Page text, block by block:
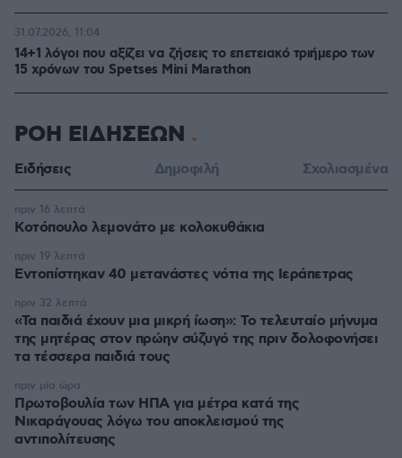
14+1 λόγοι που αξίζει να ζήσεις το επετειακό τριήμερο των
15 χρόνων του Spetses Mini Marathon
31.07.2026, 11:04
ΡΟΗ ΕΙΔΗΣΕΩΝ
Ειδήσεις Δημοφιλή Σχολιασμένα
Κοτόπουλο λεμονάτο με κολοκυθάκια
πριν 16 λεπτά
Εντοπίστηκαν 40 μετανάστες νότια της Ιεράπετρας
πριν 19 λεπτά
«Τα παιδιά έχουν μια μικρή ίωση»: Το τελευταίο μήνυμα
της μητέρας στον πρώην σύζυγό της πριν δολοφονήσει
τα τέσσερα παιδιά τους
πριν 32 λεπτά
Πρωτοβουλία των ΗΠΑ για μέτρα κατά της
Νικαράγουας λόγω του αποκλεισμού της
αντιπολίτευσης
πριν μία ώρα